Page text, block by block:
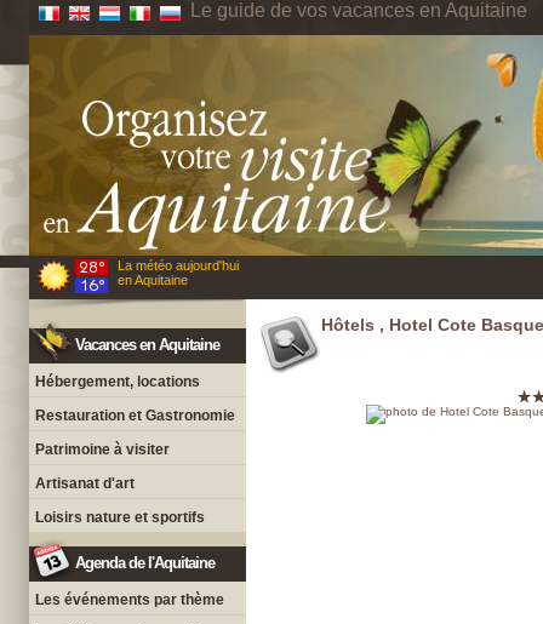
Le guide de vos vacances en Aquitaine
La météo aujourd'hui
en Aquitaine
Vacances en Aquitaine
Hébergement, locations
Restauration et Gastronomie
Patrimoine à visiter
Artisanat d'art
Loisirs nature et sportifs
Agenda de l'Aquitaine
Les événements par thème
Hôtels , Hotel Cote Basque